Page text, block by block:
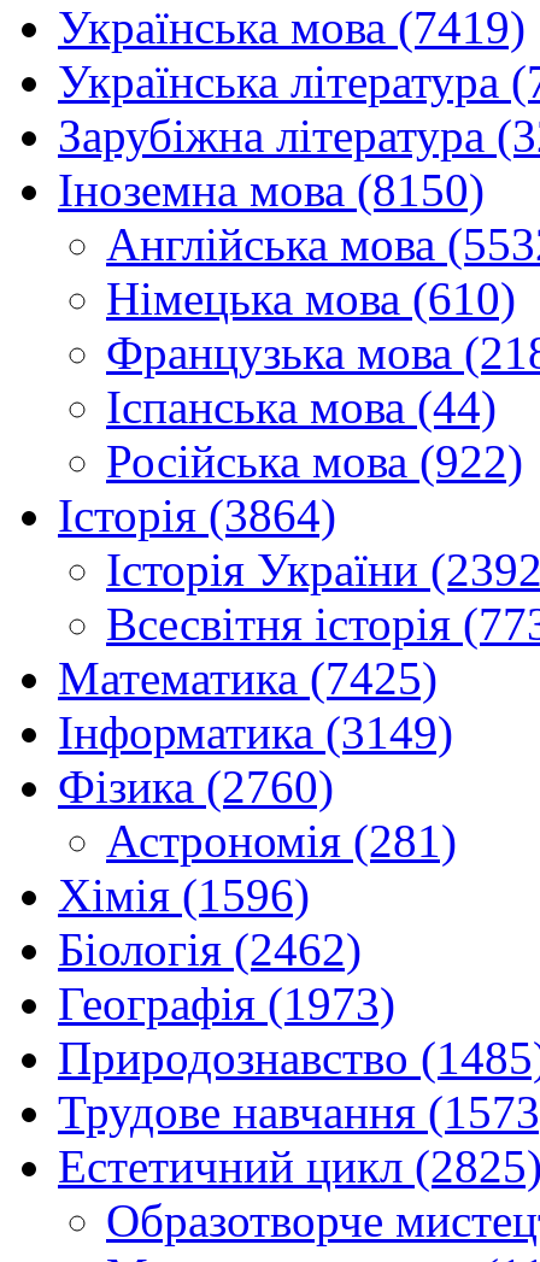
Українська мова (7419)
Українська література
Зарубіжна література
Іноземна мова (8150)
Англійська мова
Німецька мова (610)
Французька мова
Іспанська мова (44)
Російська мова (922)
Історія (3864)
Історія України
Всесвітня історія
Математика (7425)
Інформатика (3149)
Фізика (2760)
Астрономія (281)
Хімія (1596)
Біологія (2462)
Географія (1973)
Природознавство
Трудове навчання
Естетичний цикл
Образотворче